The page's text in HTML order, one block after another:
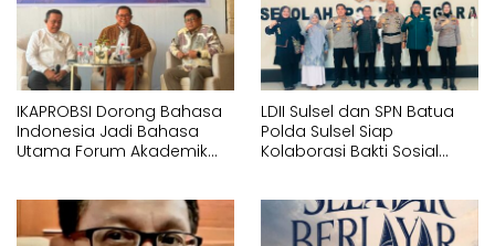
IKAPROBSI Dorong Bahasa
Indonesia Jadi Bahasa
Utama Forum Akademik
LDII Sulsel dan SPN Batua
Polda Sulsel Siap
Kolaborasi Bakti Sosial